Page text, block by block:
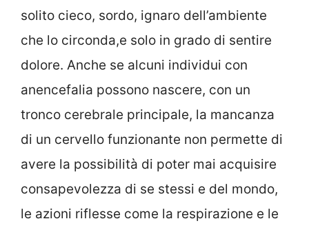
solito cieco, sordo, ignaro dell’ambiente
che lo circonda,e solo in grado di sentire
dolore. Anche se alcuni individui con
anencefalia possono nascere, con un
tronco cerebrale principale, la mancanza
di un cervello funzionante non permette di
avere la possibilità di poter mai acquisire
consapevolezza di se stessi e del mondo,
le azioni riflesse come la respirazione e le